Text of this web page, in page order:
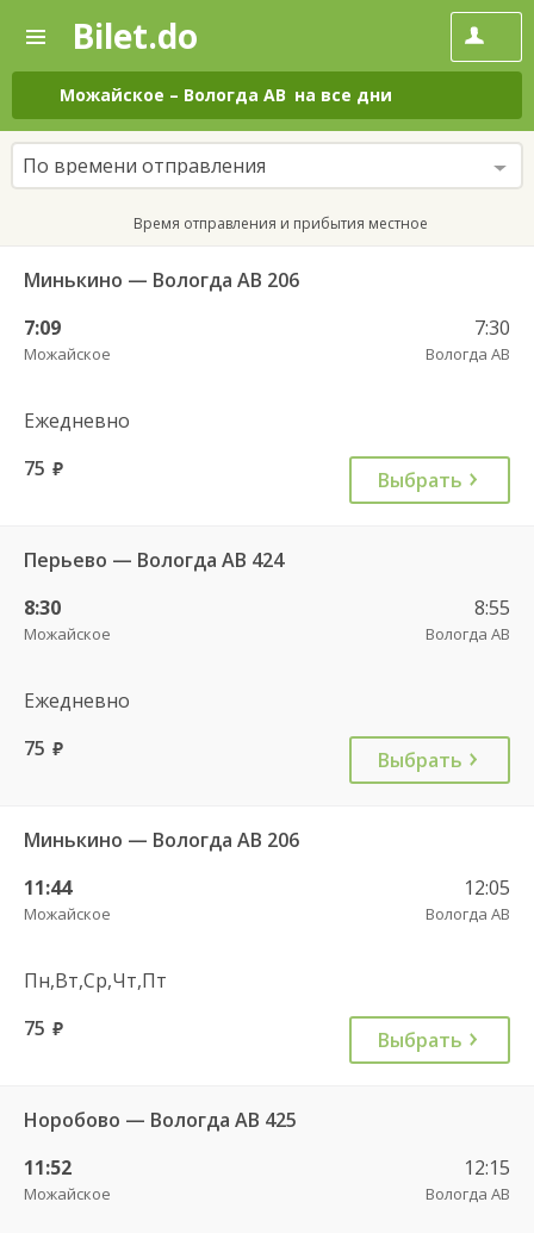
—
Поиск
и
покупка
билетов
на
автобус
онлайн
Bilet.do
Можайское – Вологда АВ на все дни
По времени отправления
Время отправления и прибытия местное
Минькино — Вологда АВ 206
7:09
Можайское
7:30
Вологда АВ
Ежедневно
75 руб. Выбрать
Перьево — Вологда АВ 424
8:30
Можайское
8:55
Вологда АВ
Ежедневно
75 руб. Выбрать
Минькино — Вологда АВ 206
11:44
Можайское
12:05
Вологда АВ
Пн,Вт,Ср,Чт,Пт
75 руб. Выбрать
Норобово — Вологда АВ 425
11:52
Можайское
12:15
Вологда АВ